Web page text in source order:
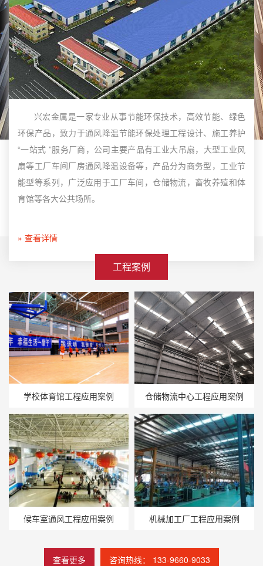
兴宏金属是一家专业从事节能环保技术，高效节能、绿色
环保产品，致力于通风降温节能环保处理工程设计、施工养护
“一站式 ”服务厂商，公司主要产品有工业大吊扇，大型工业风
扇等工厂车间厂房通风降温设备等，产品分为商务型，工业节
能型等系列，广泛应用于工厂车间，仓储物流，畜牧养殖和体
育馆等各大公共场所。
» 查看详情
工程案例
学校体育馆工程应用案例 仓储物流中心工程应用案例
候车室通风工程应用案例 机械加工厂工程应用案例
查看更多 咨询热线： 133-9660-9033